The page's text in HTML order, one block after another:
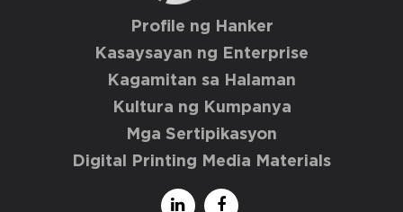
Profile ng Hanker
Kasaysayan ng Enterprise
Kagamitan sa Halaman
Kultura ng Kumpanya
Mga Sertipikasyon
Digital Printing Media Materials